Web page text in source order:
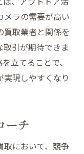
メラの需要が高い
取業者と関係を
引が期待できま
立てることで、
現しやすくなり
ーチ
において、競争